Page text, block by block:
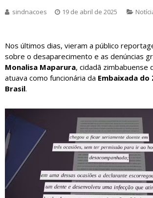
sindnacoes 19 de abril de 2025
Nos últimos dias, vieram a público
sobre o desaparecimento e as denúncias
Monalisa Maparura, cidadã zimbabuense
atuava como funcionária da Embaixada do
Brasil.